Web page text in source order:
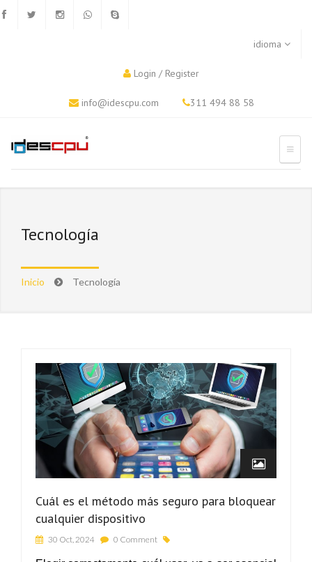
idioma
Login / Register
info@idescpu.com 311 494 88 58
Tecnología
Inicio Tecnología
Cuál es el método más seguro para bloquear
cualquier dispositivo
30 Oct, 2024 0 Comment